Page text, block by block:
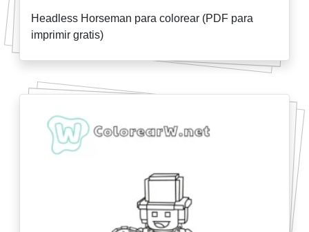
Headless Horseman para colorear (PDF para
imprimir gratis)